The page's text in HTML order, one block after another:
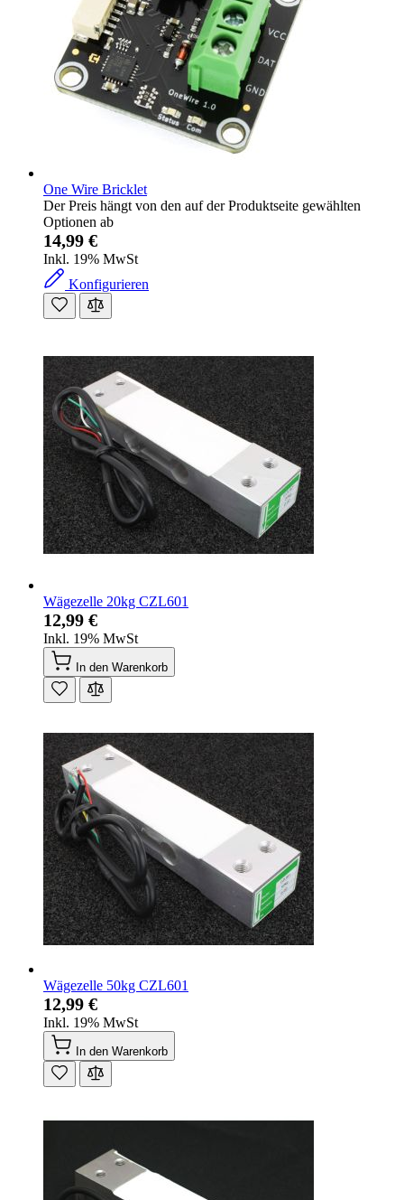
One Wire Bricklet
Der Preis hängt von den auf der Produktseite gewählten
Optionen ab
14,99 €
Inkl. 19% MwSt
Konfigurieren
Wägezelle 20kg CZL601
12,99 €
Inkl. 19% MwSt
In den Warenkorb
Wägezelle 50kg CZL601
12,99 €
Inkl. 19% MwSt
In den Warenkorb